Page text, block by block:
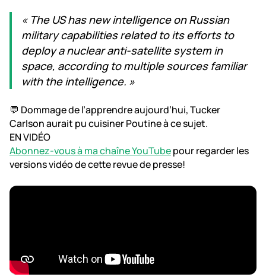
« The US has new intelligence on Russian
military capabilities related to its efforts to
deploy a nuclear anti-satellite system in
space, according to multiple sources familiar
with the intelligence. »
💬 Dommage de l’apprendre aujourd’hui, Tucker
Carlson aurait pu cuisiner Poutine à ce sujet.
EN VIDÉO
Abonnez-vous à ma chaîne YouTubepour regarder les
versions vidéo de cette revue de presse!